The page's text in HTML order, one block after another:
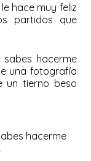
hace muy feliz
partidos que
hacerme
una fotografía
un tierno beso
hacerme